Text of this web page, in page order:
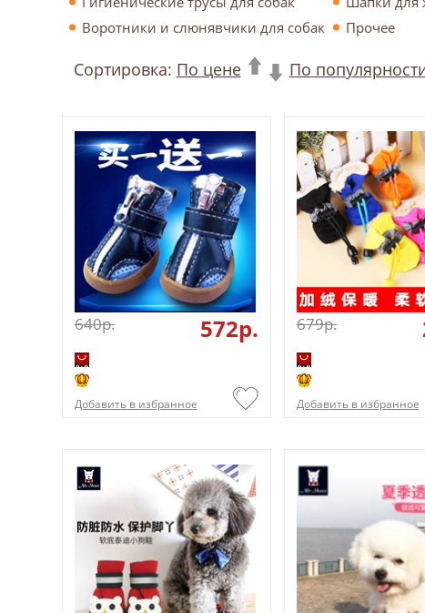
Воротники и слюнявчики для собак
Прочее
Сортировка: По цене По
640p. 572p.
Добавить в избранное
679p.
Добавить в избранное